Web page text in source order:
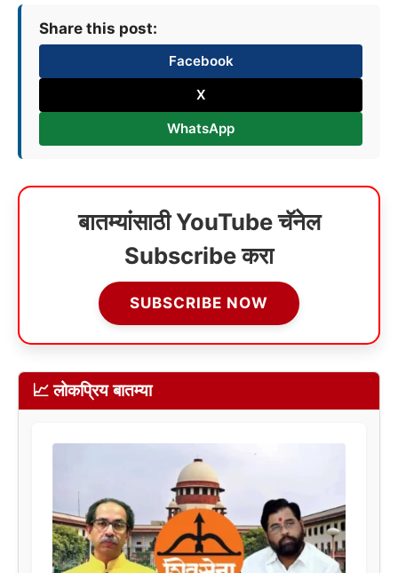
Share this post:
Facebook
X
WhatsApp
बातम्यांसाठी YouTube चॅनेल
Subscribe करा
SUBSCRIBE NOW
📈 लोकप्रिय बातम्या